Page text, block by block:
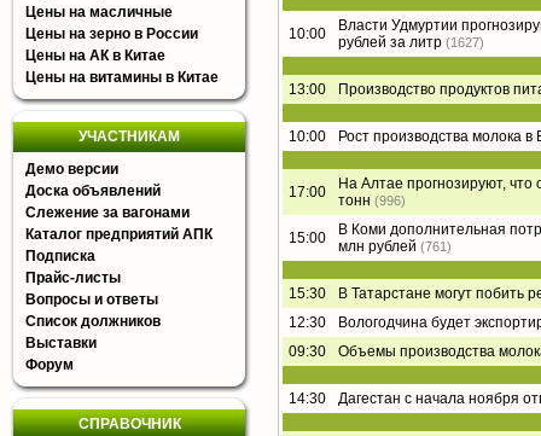
Цены на масличные
Цены на зерно в России
Цены на АК в Китае
Цены на витамины в Китае
УЧАСТНИКАМ
Демо версии
Доска объявлений
Слежение за вагонами
Каталог предприятий АПК
Подписка
Прайс-листы
Вопросы и ответы
Список должников
Выставки
Форум
СПРАВОЧНИК
10:00
Власти Удмуртии
рублей за литр (1627)
13:00 Производство продуктов
10:00 Рост производства молока
17:00
На Алтае прогнозируют,
тонн (996)
15:00
В Коми дополнительная
млн рублей (761)
15:30
В Татарстане могут побить
12:30
Вологодчина будет
09:30
Объемы производства
14:30 Дагестан с начала ноября